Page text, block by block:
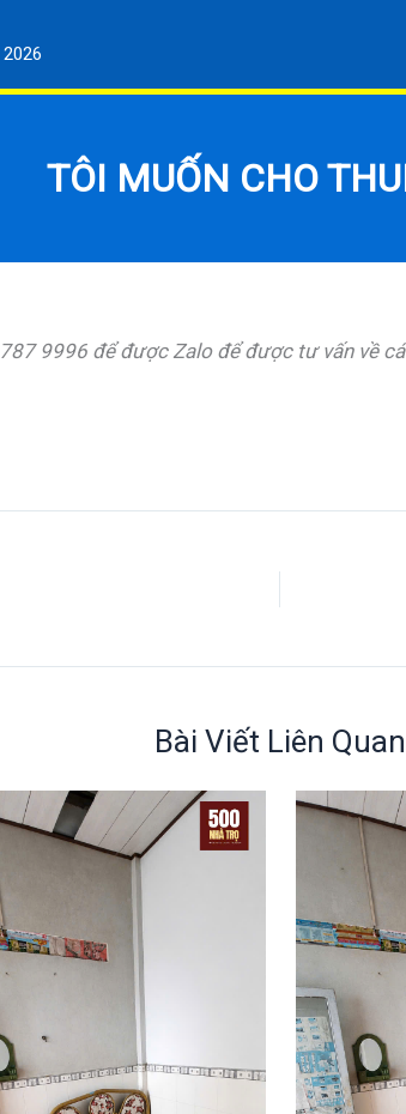
TÔI MUỐN CHO
9996 để được Zalo để được tư vấn về
Bài Viết Liên Quan